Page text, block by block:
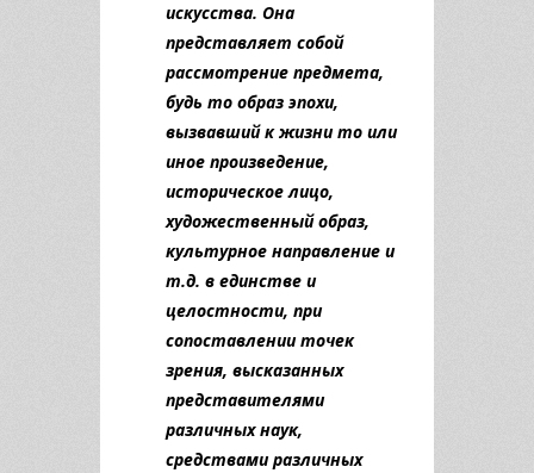
искусства. Она
представляет собой
рассмотрение предмета,
будь то образ эпохи,
вызвавший к жизни то или
иное произведение,
историческое лицо,
художественный образ,
культурное направление и
т.д. в единстве и
целостности, при
сопоставлении точек
зрения, высказанных
представителями
различных наук,
средствами различных